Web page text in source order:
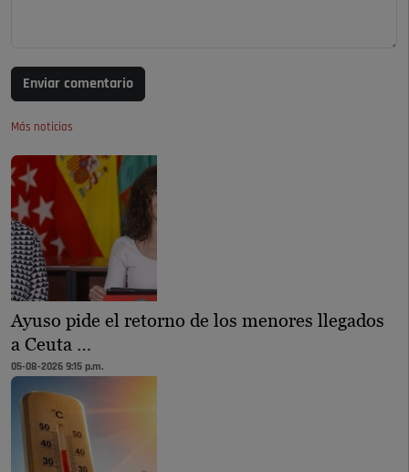
Enviar comentario
Más noticias
Ayuso pide el retorno de los menores llegados
a Ceuta …
05-08-2026 9:15 p.m.